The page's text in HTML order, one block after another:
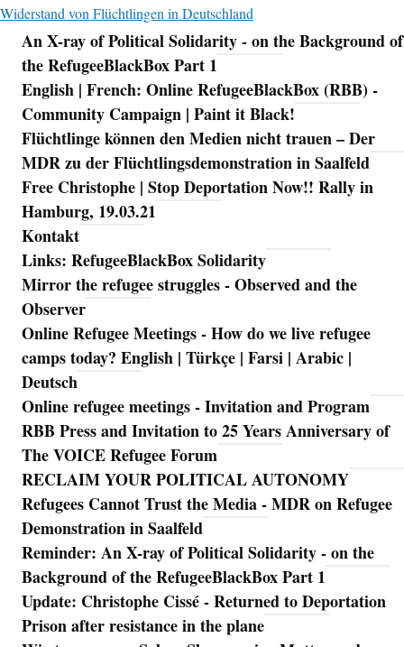
Widerstand von Flüchtlingen in Deutschland
Navigation
An X-ray of Political Solidarity - on the Background of
the RefugeeBlackBox Part 1
English | French: Online RefugeeBlackBox (RBB) -
Community Campaign | Paint it Black!
Flüchtlinge können den Medien nicht trauen – Der
MDR zu der Flüchtlingsdemonstration in Saalfeld
Free Christophe | Stop Deportation Now!! Rally in
Hamburg, 19.03.21
Kontakt
Links: RefugeeBlackBox Solidarity
Mirror the refugee struggles - Observed and the
Observer
Online Refugee Meetings - How do we live refugee
camps today? English | Türkçe | Farsi | Arabic |
Deutsch
Online refugee meetings - Invitation and Program
RBB Press and Invitation to 25 Years Anniversary of
The VOICE Refugee Forum
RECLAIM YOUR POLITICAL AUTONOMY
Refugees Cannot Trust the Media - MDR on Refugee
Demonstration in Saalfeld
Reminder: An X-ray of Political Solidarity - on the
Background of the RefugeeBlackBox Part 1
Update: Christophe Cissé - Returned to Deportation
Prison after resistance in the plane